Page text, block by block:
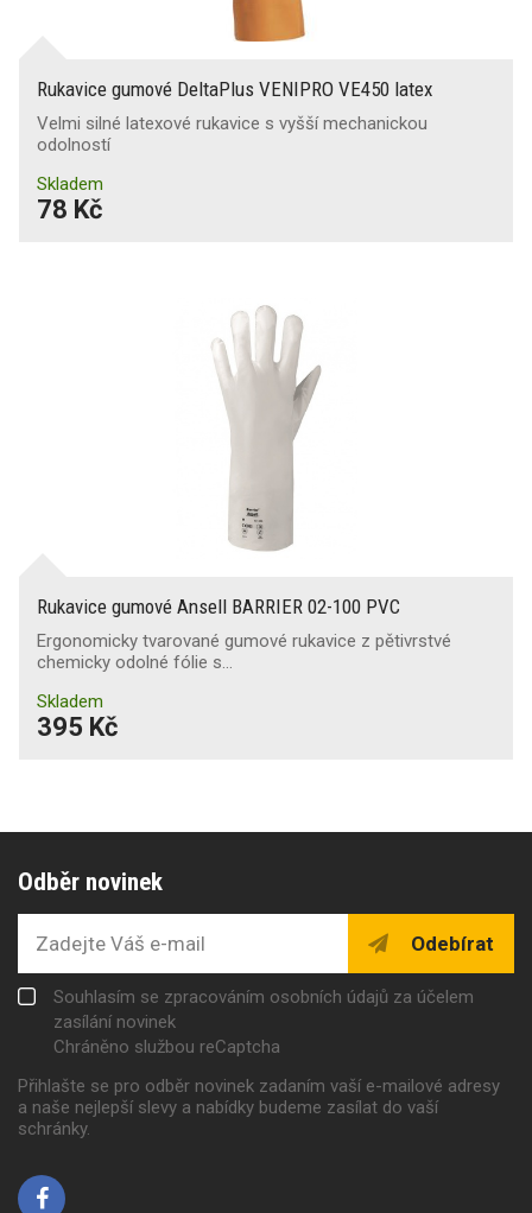
Rukavice gumové DeltaPlus VENIPRO VE450 latex
Velmi silné latexové rukavice s vyšší mechanickou
odolností
Skladem
78 Kč
Rukavice gumové Ansell BARRIER 02-100 PVC
Ergonomicky tvarované gumové rukavice z pětivrstvé
chemicky odolné fólie s…
Skladem
395 Kč
Odběr novinek
Odebírat
Souhlasím se zpracováním osobních údajů za účelem
zasílání novinek
Chráněno službou reCaptcha
Přihlašte se pro odběr novinek zadaním vaší e-mailové adresy
a naše nejlepší slevy a nabídky budeme zasílat do vaší
schránky.